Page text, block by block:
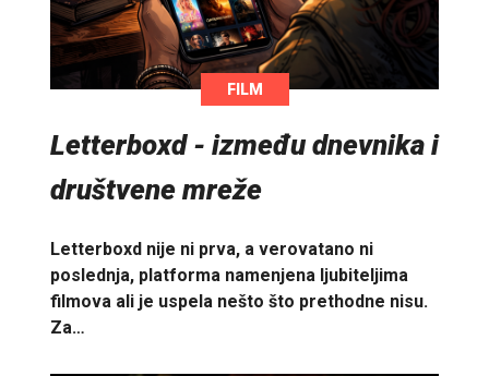
FILM
Letterboxd - između dnevnika i
društvene mreže
Letterboxd nije ni prva, a verovatano ni
poslednja, platforma namenjena ljubiteljima
filmova ali je uspela nešto što prethodne nisu.
Za…